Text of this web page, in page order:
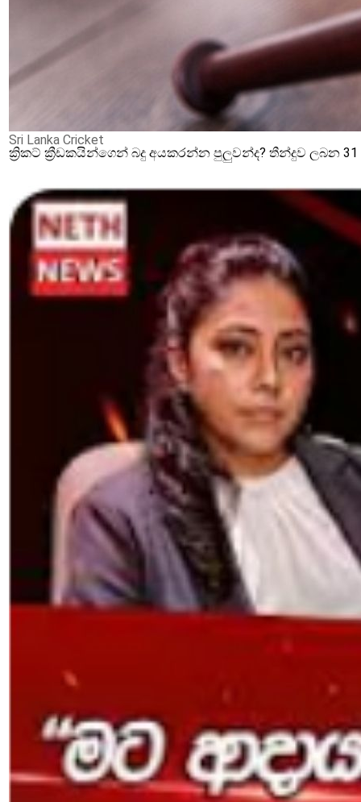
Sri Lanka Cricket
ක්‍රිකට් ක්‍රීඩකයින්ගෙන් බදු අයකරන්න පුලුවන්ද? තීන්දුව ලබන 31